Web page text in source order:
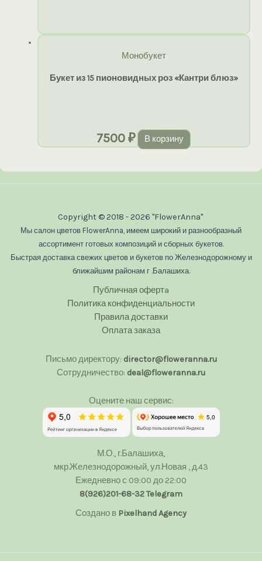
Монобукет
Букет из 15 пионовидных роз «Кантри блюз»
7500₽ В корзину
Copyright © 2018 - 2026 "FlowerAnna"
Мы салон цветов FlowerAnna, имеем широкий и разнообразный
ассортимент готовых композиций и сборных букетов.
Быстрая доставка свежих цветов и букетов по Железнодорожному и
ближайшим районам г .Балашиха.
Публичная офертa
Политика конфиденциальности
Правила доставки
Оплата заказа
Письмо директору: director@floweranna.ru
Сотрудничество: deal@floweranna.ru
Оцените наш сервис:
М.О., г.Балашиха,
мкр.Железнодорожный, ул.Новая , д.43
Ежедневно с 09:00 до 22:00
8(926)201-68-32Telegram
Создано в Pixelhand Agency